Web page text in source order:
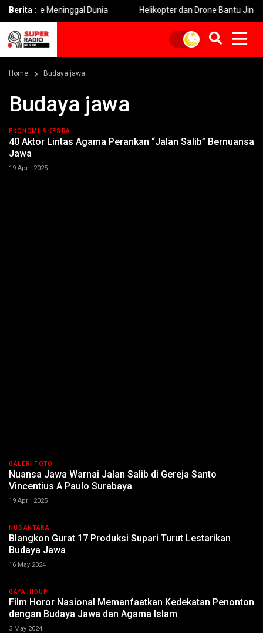
Berita :
Meninggal Dunia Helikopter dan Drone Bantu Jinakkan
Home Budaya jawa
Budaya jawa
EKONOMI & KESRA
40 Aktor Lintas Agama Perankan “Jalan Salib” Bernuansa
Jawa
19 April 2025
GALERI FOTO
Nuansa Jawa Warnai Jalan Salib di Gereja Santo
Vincentius A Paulo Surabaya
19 April 2025
NUSANTARA
Blangkon Gurat 17 Produksi Supari Turut Lestarikan
Budaya Jawa
16 May 2024
GAYA HIDUP
Film Horor Nasional Memanfaatkan Kedekatan Penonton
dengan Budaya Jawa dan Agama Islam
3 May 2024